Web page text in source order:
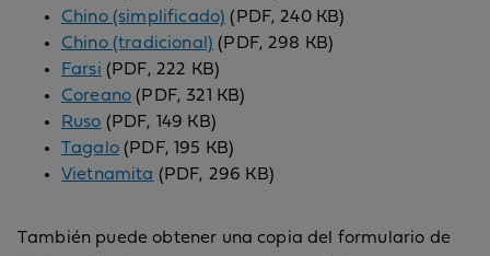
Chino (simplificado) (PDF, 240 KB)
Chino (tradicional) (PDF, 298 KB)
Farsi (PDF, 222 KB)
Coreano (PDF, 321 KB)
Ruso (PDF, 149 KB)
Tagalo(PDF, 195 KB)
Vietnamita (PDF, 296 KB)
También puede obtener una copia del formulario de